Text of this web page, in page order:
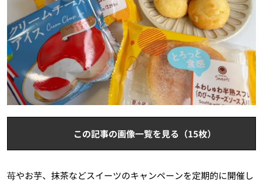
この記事の画像一覧を見る（15枚）
苺やお芋、抹茶などスイーツのキャンペーンを定期的に開催し